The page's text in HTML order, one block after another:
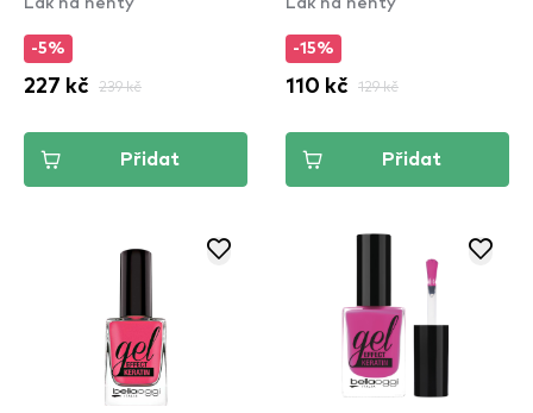
-5%
227 kč 239 kč
Přidat
-15%
110 kč 129 kč
Přidat